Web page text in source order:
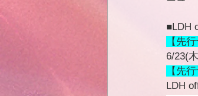
■LDH
【先
6/23(
【先
LDH